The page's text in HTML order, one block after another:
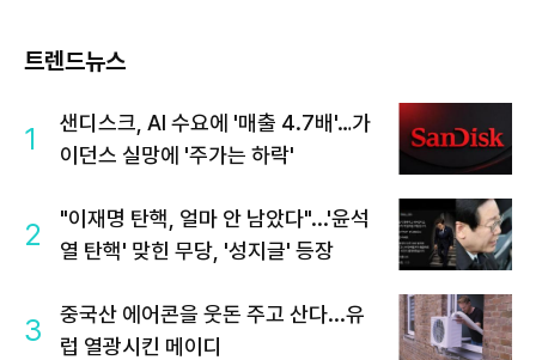
트렌드뉴스
1
샌디스크, AI 수요에 '매출 4.7배'…가
이던스 실망에 '주가는 하락'
2
"이재명 탄핵, 얼마 안 남았다"...'윤석
열 탄핵' 맞힌 무당, '성지글' 등장
3
중국산 에어콘을 웃돈 주고 산다...유
럽 열광시킨 메이디